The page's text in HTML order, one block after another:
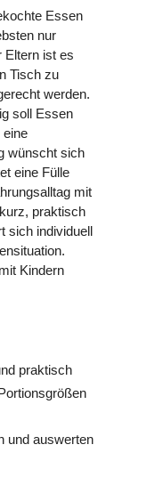
Essen
nur
Eltern ist es
Tisch zu
werden.
soll Essen
eine
wünscht sich
eine Fülle
mit
praktisch
sich individuell
Kindern
praktisch
und auswerten